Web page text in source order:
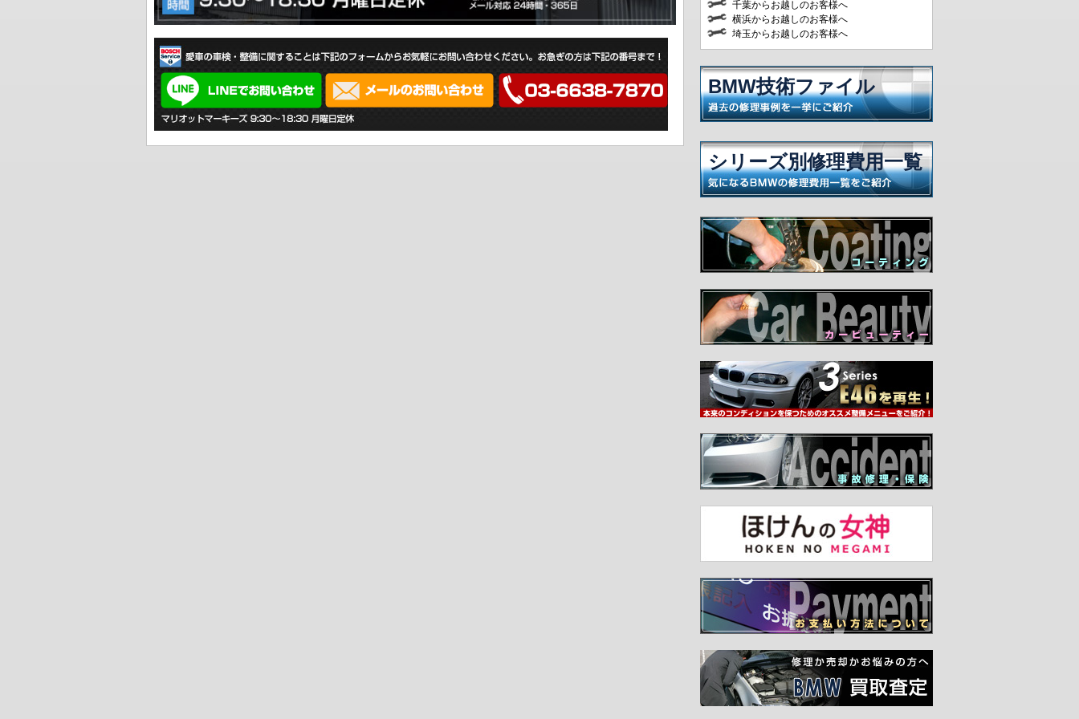
千葉からお越しのお客様へ
横浜からお越しのお客様へ
埼玉からお越しのお客様へ
BMW技術ファイル
シリーズ別修理費用一覧